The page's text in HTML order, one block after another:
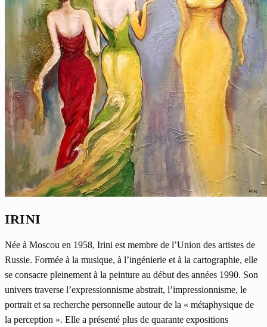
IRINI
Née à Moscou en 1958, Irini est membre de l’Union des artistes de
Russie. Formée à la musique, à l’ingénierie et à la cartographie, elle
se consacre pleinement à la peinture au début des années 1990. Son
univers traverse l’expressionnisme abstrait, l’impressionnisme, le
portrait et sa recherche personnelle autour de la « métaphysique de
la perception ». Elle a présenté plus de quarante expositions